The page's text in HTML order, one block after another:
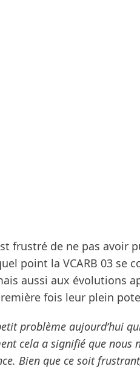
frustré de ne pas avoir
point la VCARB 03 se
aussi aux évolutions
fois leur plein
problème aujourd’hui
cela a signifié que nous
Bien que ce soit